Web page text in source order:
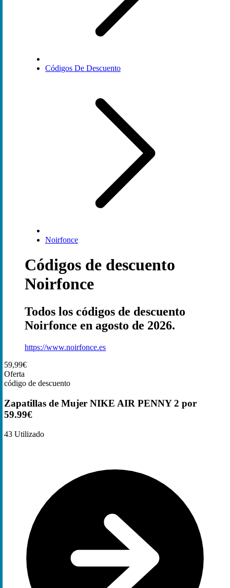
Códigos De Descuento
Noirfonce
Códigos de descuento
Noirfonce
Todos los códigos de descuento
Noirfonce en agosto de 2026.
https://www.noirfonce.es
59,99€
Oferta
código de descuento
Zapatillas de Mujer NIKE AIR PENNY 2 por
59.99€
43 Utilizado